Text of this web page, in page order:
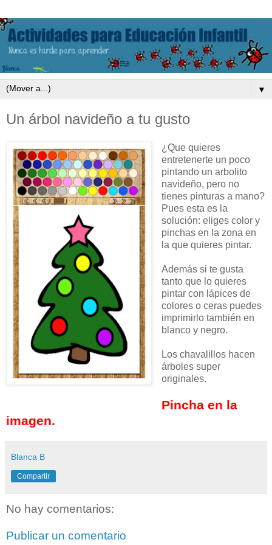
▼
Un árbol navideño a tu gusto
¿Que quieres
entretenerte un poco
pintando un arbolito
navideño, pero no
tienes pinturas a mano?
Pues esta es la
solución: eliges color y
pinchas en la zona en
la que quieres pintar.
Además si te gusta
tanto que lo quieres
pintar con lápices de
colores o ceras puedes
imprimirlo también en
blanco y negro.
Los chavalillos hacen
árboles super
originales.
Pincha en la
imagen.
Blanca B
Compartir
No hay comentarios:
Publicar un comentario